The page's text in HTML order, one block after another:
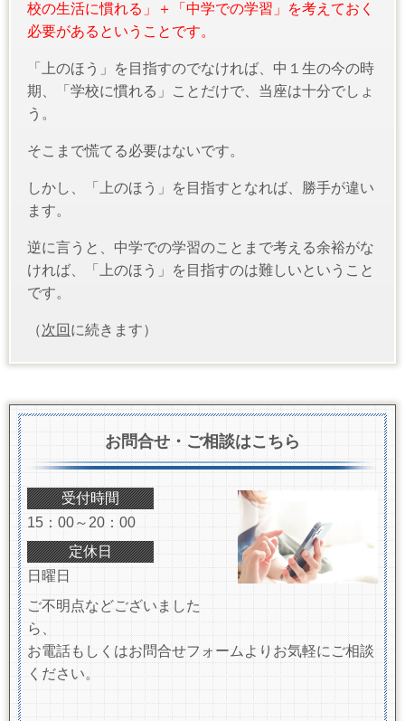
校の生活に慣れる」＋「中学での学習」を考えておく
必要があるということです。
「上のほう」を目指すのでなければ、中１生の今の時
期、「学校に慣れる」ことだけで、当座は十分でしょ
う。
そこまで慌てる必要はないです。
しかし、「上のほう」を目指すとなれば、勝手が違い
ます。
逆に言うと、中学での学習のことまで考える余裕がな
ければ、「上のほう」を目指すのは難しいということ
です。
（次回 に続きます）
お問合せ・ご相談はこちら
受付時間
15：00～20：00
定休日
日曜日
ご不明点などございました
ら、
お電話もしくはお問合せフォームよりお気軽にご相談
ください。